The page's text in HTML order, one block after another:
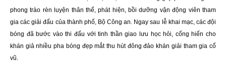
phong trào rèn luyện thân thể, phát hiện, bồi dưỡng vận động viên tham
gia các giải đấu của thành phố, Bộ Công an. Ngay sau lễ khai mạc, các đội
bóng đã bước vào thi đấu với tinh thần giao lưu học hỏi, cống hiến cho
khán giả nhiều pha bóng đẹp mắt thu hút đông đảo khán giải tham gia cổ
vũ.